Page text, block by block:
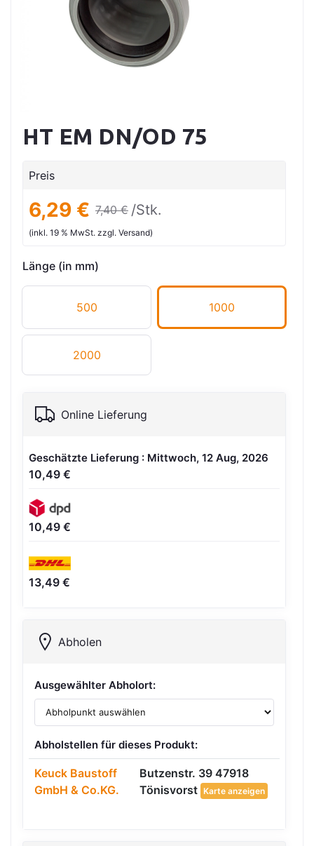
HT EM DN/OD 75
Preis
6,29 € 7,40 € /Stk.
(inkl. 19 % MwSt. zzgl. Versand)
Länge (in mm)
500 1000
2000
Online Lieferung
Geschätzte Lieferung : Mittwoch, 12 Aug, 2026
10,49 €
10,49 €
13,49 €
Abholen
Ausgewählter Abholort:
Abholstellen für dieses Produkt:
Keuck Baustoff
GmbH & Co.KG.
Butzenstr. 39 47918
Tönisvorst Karte anzeigen